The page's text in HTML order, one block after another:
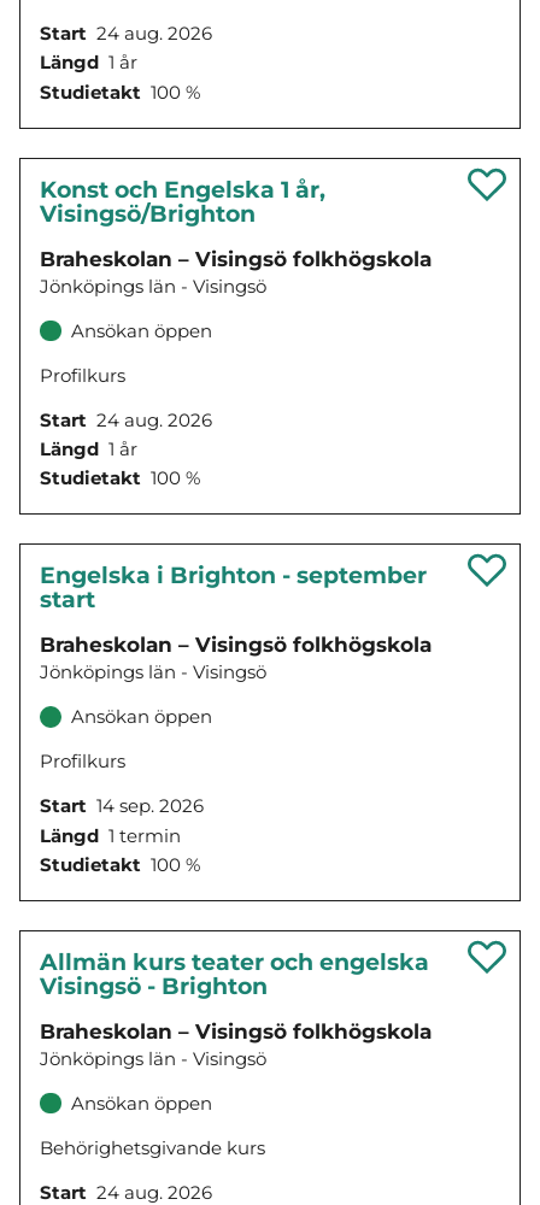
Start 24 aug. 2026
Längd 1 år
Studietakt 100 %
Konst och Engelska 1 år,
Visingsö/Brighton
Braheskolan – Visingsö folkhögskola
Jönköpings län - Visingsö
Ansökan öppen
Profilkurs
Start 24 aug. 2026
Längd 1 år
Studietakt 100 %
Engelska i Brighton - september
start
Braheskolan – Visingsö folkhögskola
Jönköpings län - Visingsö
Ansökan öppen
Profilkurs
Start 14 sep. 2026
Längd 1 termin
Studietakt 100 %
Allmän kurs teater och engelska
Visingsö - Brighton
Braheskolan – Visingsö folkhögskola
Jönköpings län - Visingsö
Ansökan öppen
Behörighetsgivande kurs
Start 24 aug. 2026